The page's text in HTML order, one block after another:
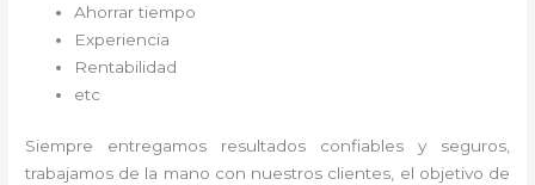
Ahorrar tiempo
Experiencia
Rentabilidad
etc
Siempre entregamos resultados confiables y seguros,
trabajamos de la mano con nuestros clientes, el objetivo de